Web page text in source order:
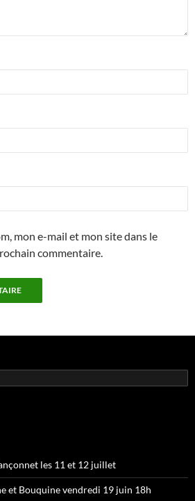
mon e-mail et mon site dans le
commentaire.
les 11 et 12 juillet
et Bouquine vendredi 19 juin 18h